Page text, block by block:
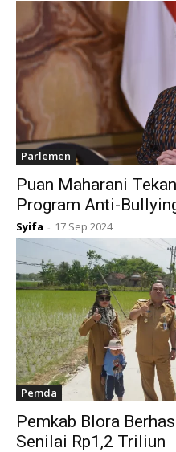
Parlemen
Puan Maharani
Program Anti-
Syifa - 17 Sep 2024
Pemda
Pemkab Blora
Senilai Rp1,2 Triliun